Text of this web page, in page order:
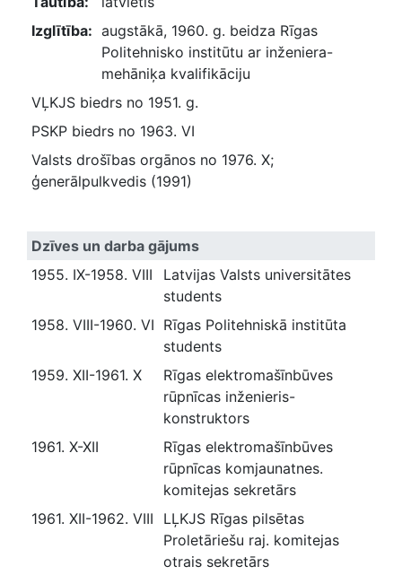
Izglītība: augstākā, 1960. g. beidza Rīgas
Politehnisko institūtu ar inženiera-
mehāniķa kvalifikāciju
VĻKJS biedrs no 1951. g.
PSKP biedrs no 1963. VI
Valsts drošības orgānos no 1976. X;
ģenerālpulkvedis (1991)
Dzīves un darba gājums
1955. IX-1958. VIII
Latvijas Valsts universitātes
students
1958. VIII-1960. VI Rīgas Politehniskā institūta
students
1959. XII-1961. X
Rīgas elektromašīnbūves
rūpnīcas inženieris-
konstruktors
1961. X-XII
Rīgas elektromašīnbūves
rūpnīcas komjaunatnes.
komitejas sekretārs
1961. XII-1962. VIII
LĻKJS Rīgas pilsētas
Proletāriešu raj. komitejas
otrais sekretārs